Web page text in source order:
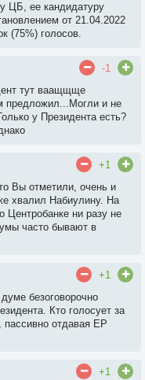
ЦБ, ее кандидатуру
от 21.04.2022
(75%) голосов.
-1
тут ваащщще
предложил...Могли и не
у Президента есть?
+1
Вы отметили, очень и
хвалил Набиулину. На
Центробанке ни разу не
часто бывают в
+1
безоговорочно
Кто голосует за
пассивно отдавая ЕР
+1